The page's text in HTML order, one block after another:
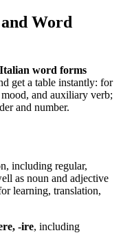
Word
word forms
get a table instantly: for
and auxiliary verb;
and number.
including regular,
as noun and adjective
learning, translation,
-ire, including